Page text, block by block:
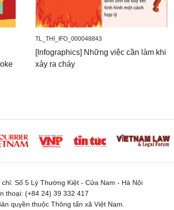
TL_THI_IFO_000048843
[Infographics] Những việc cần làm khi
xảy ra cháy
Số 5 Lý Thường Kiệt - Cửa Nam - Hà Nội
thoại: (+84 24) 39 332 417
quyền thuộc Thông tấn xã Việt Nam.